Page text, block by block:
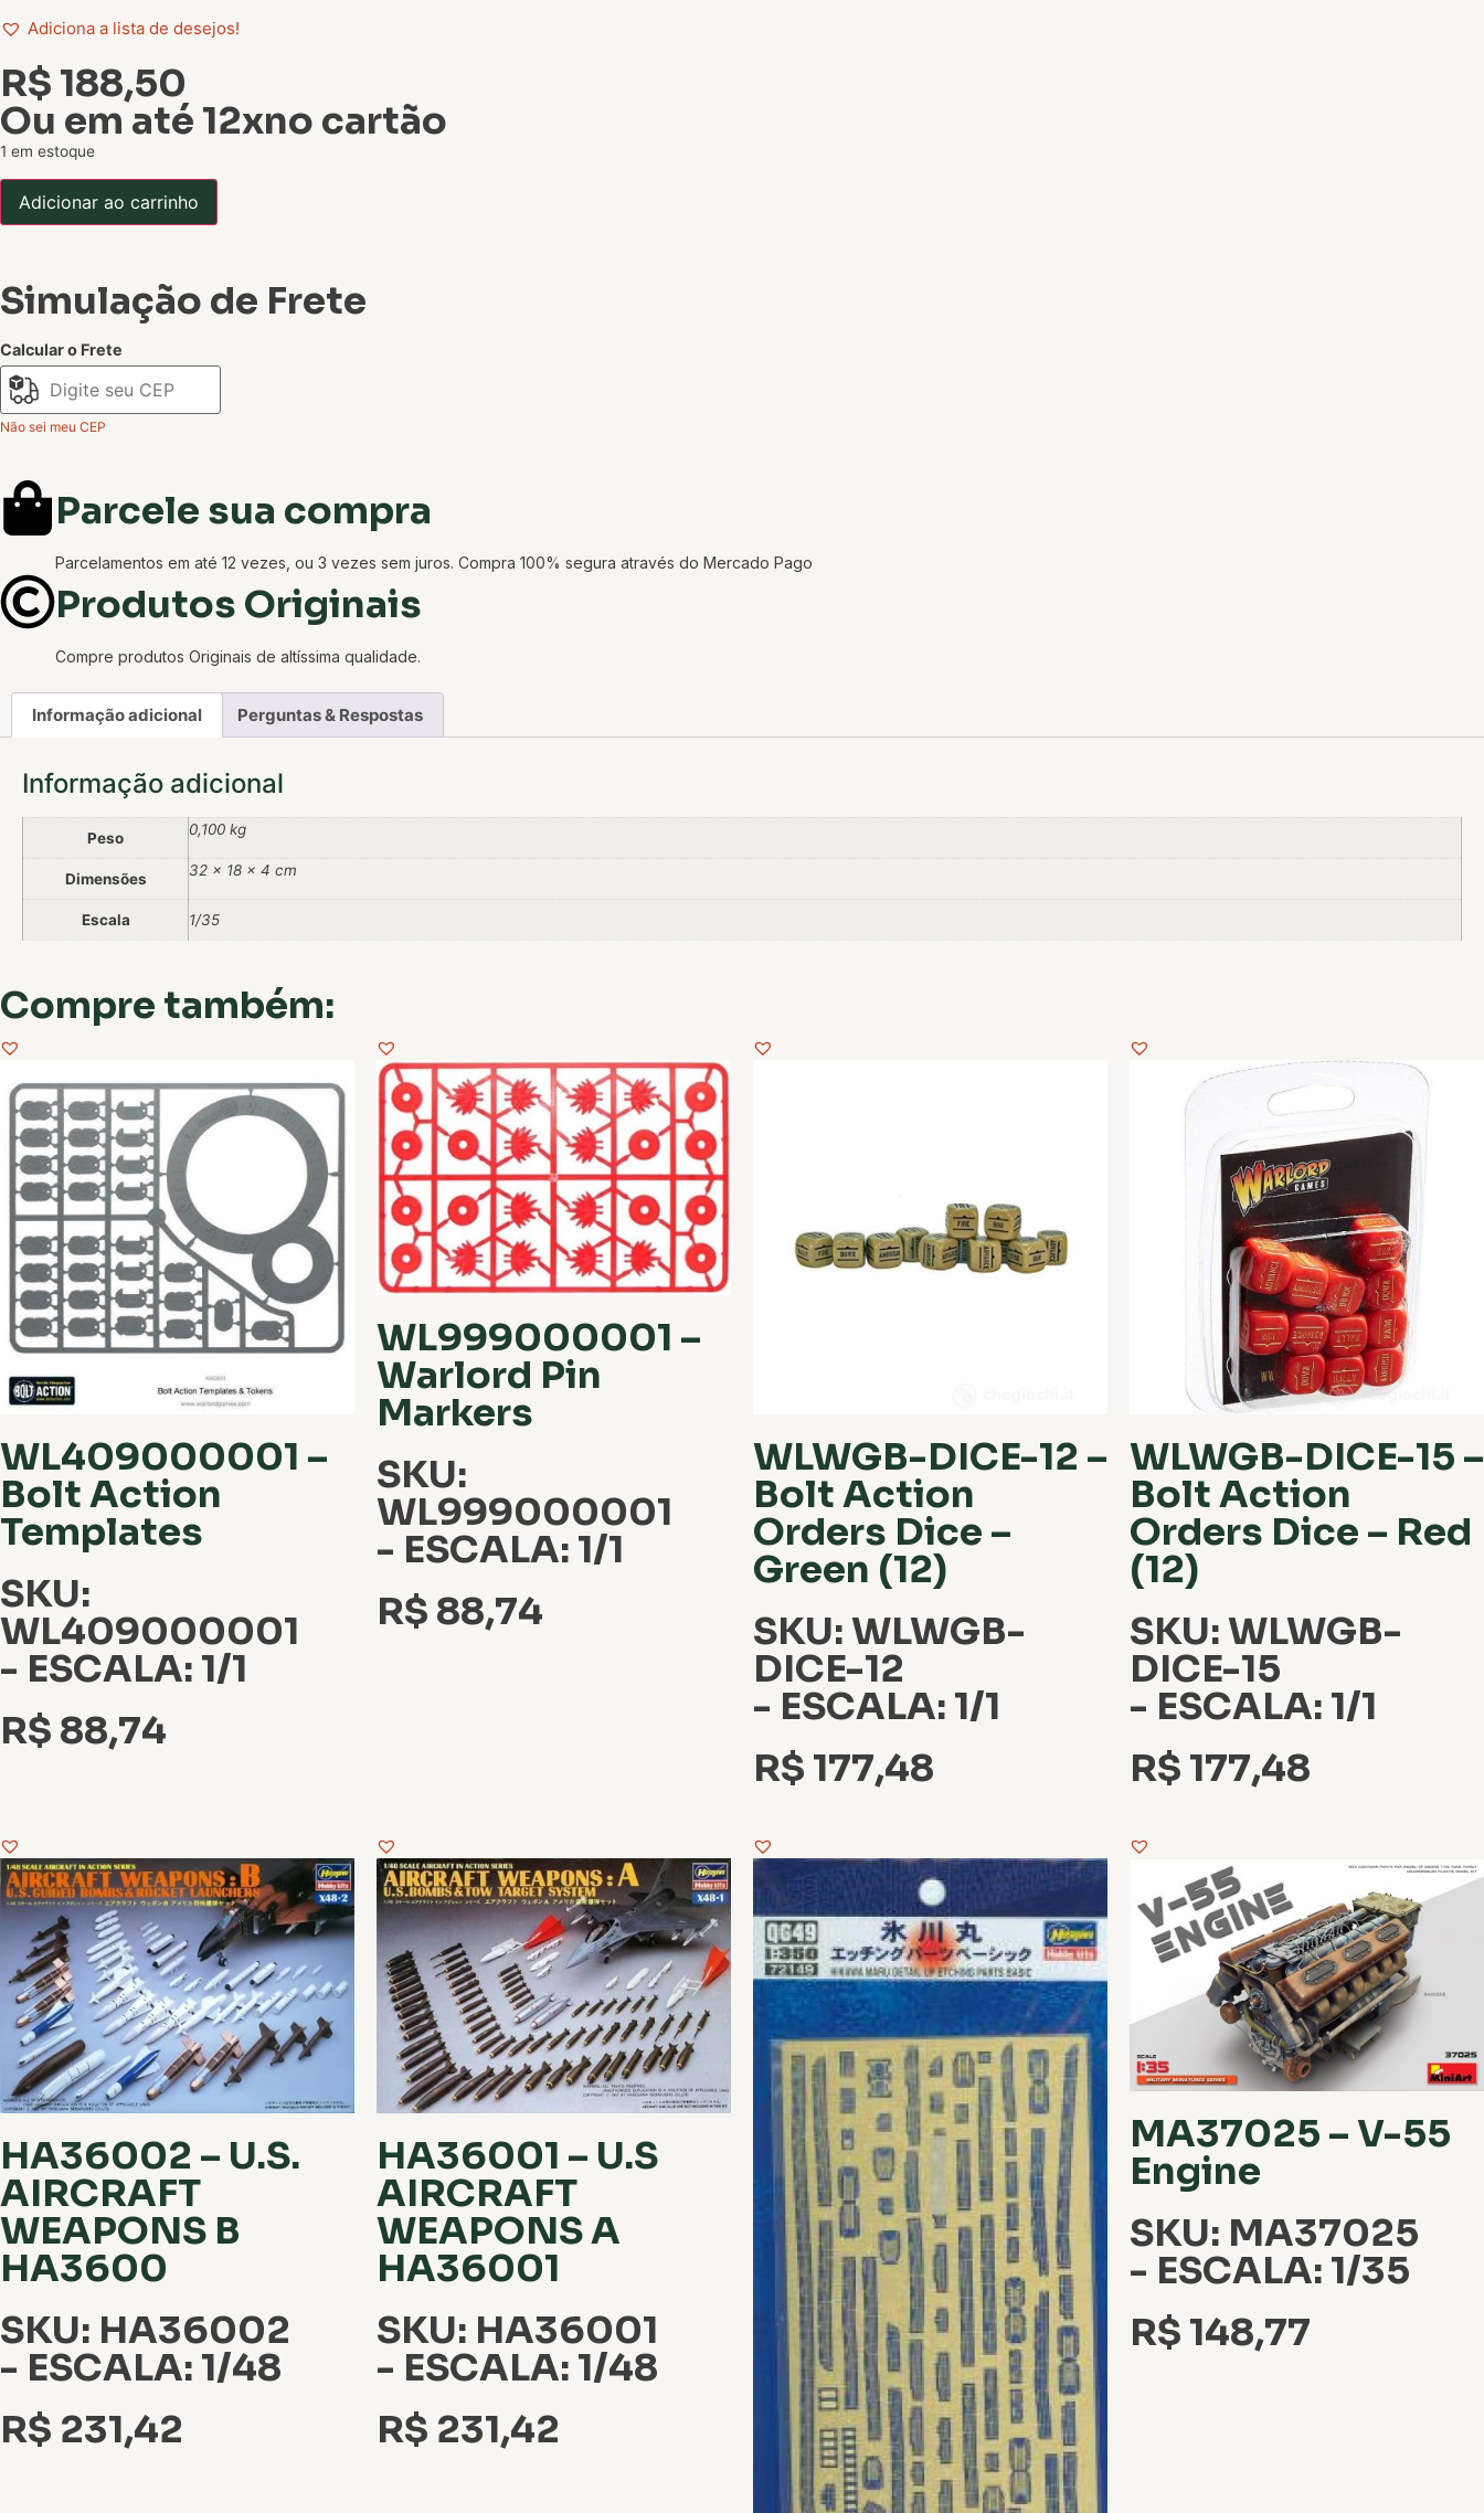
Adiciona a lista de desejos!
R$ 188,50
Ou em até 12xno cartão
1 em estoque
Adicionar ao carrinho
Simulação de Frete
Calcular o Frete
Não sei meu CEP
Parcele sua compra
Parcelamentos em até 12 vezes, ou 3 vezes sem juros. Compra 100% segura através do Mercado Pago
Produtos Originais
Compre produtos Originais de altíssima qualidade.
Informação adicional Perguntas & Respostas
Informação adicional
Peso 0,100 kg
Dimensões 32 × 18 × 4 cm
Escala 1/35
Compre também:
WL409000001 –
Bolt Action
Templates
SKU:
WL409000001
- ESCALA: 1/1
R$ 88,74
WL999000001 –
Warlord Pin
Markers
SKU:
WL999000001
- ESCALA: 1/1
R$ 88,74
WLWGB-DICE-12 –
Bolt Action
Orders Dice –
Green (12)
SKU: WLWGB-
DICE-12
- ESCALA: 1/1
R$ 177,48
WLWGB-DICE-15 –
Bolt Action
Orders Dice – Red
(12)
SKU: WLWGB-
DICE-15
- ESCALA: 1/1
R$ 177,48
HA36002 – U.S.
AIRCRAFT
WEAPONS B
HA3600
SKU: HA36002
- ESCALA: 1/48
R$ 231,42
HA36001 – U.S
AIRCRAFT
WEAPONS A
HA36001
SKU: HA36001
- ESCALA: 1/48
R$ 231,42
MA37025 – V-55
Engine
SKU: MA37025
- ESCALA: 1/35
R$ 148,77